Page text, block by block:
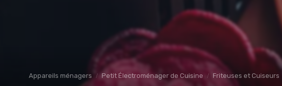
Appareils ménagers Petit Électroménager de Cuisine Friteuses et Cuiseurs